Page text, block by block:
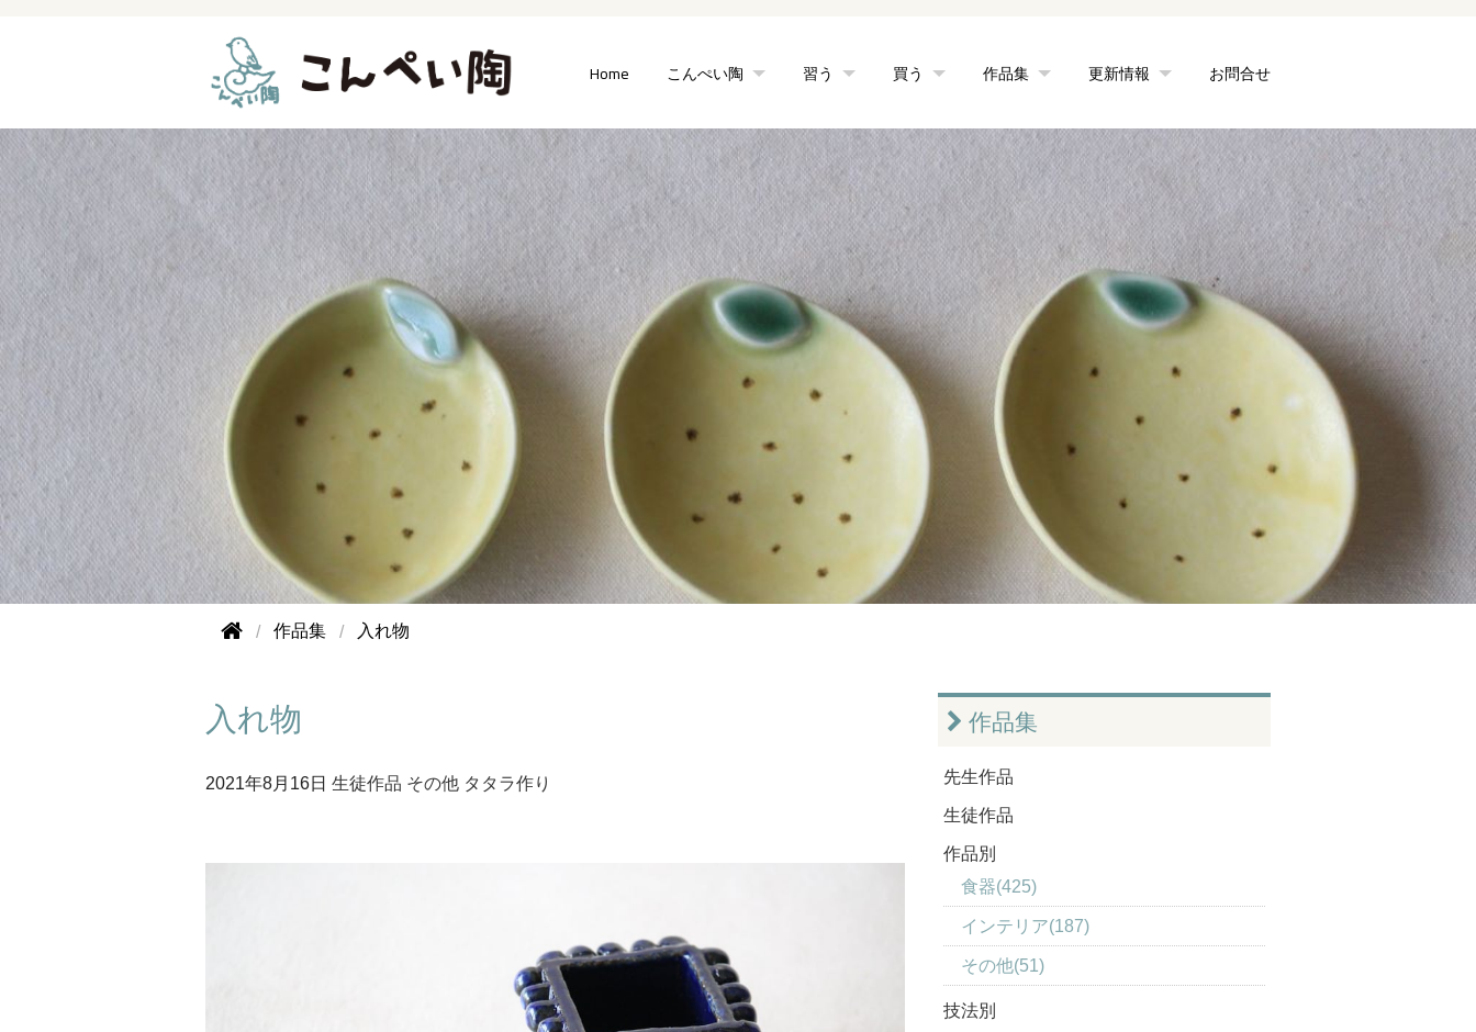
Home こんぺい陶 習う 買う 作品集 更新情報 お問合せ
作品集 入れ物
入れ物
2021年8月16日 生徒作品 その他 タタラ作り
作品集
先生作品
生徒作品
作品別
食器(425)
インテリア(187)
その他(51)
技法別